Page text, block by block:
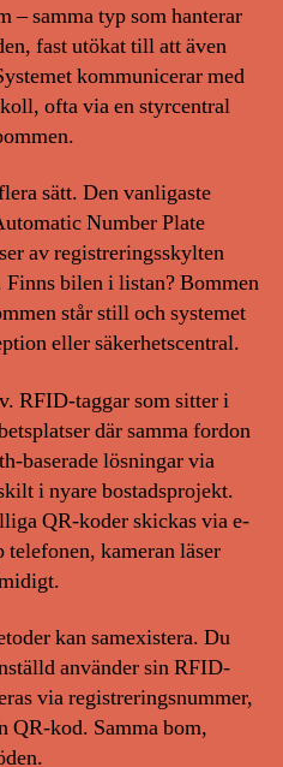
– samma typ som hanterar
fast utökat till att även
kommunicerar med
ofta via en styrcentral
sätt. Den vanligaste
Number Plate
av registreringsskylten
Finns bilen i listan? Bommen
står still och systemet
eller säkerhetscentral.
RFID-taggar som sitter i
där samma fordon
baserade lösningar via
i nyare bostadsprojekt.
QR-koder skickas via e-
telefonen, kameran läser
kan samexistera. Du
använder sin RFID-
via registreringsnummer,
QR-kod. Samma bom,